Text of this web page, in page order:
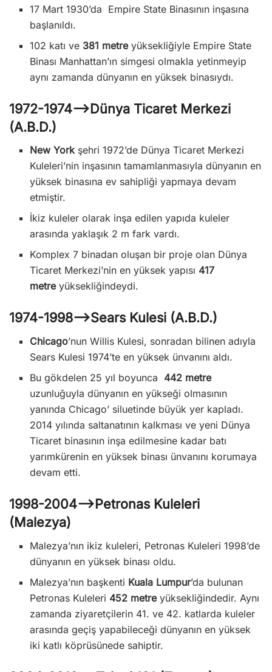
17 Mart 1930’da Empire State Binasının inşasına
başlanıldı.
102 katı ve 381 metreyüksekliğiyle Empire State
Binası Manhattan’ın simgesi olmakla yetinmeyip
aynı zamanda dünyanın en yüksek binasıydı.
1972-1974—>Dünya Ticaret Merkezi
(A.B.D.)
New Yorkşehri 1972’de Dünya Ticaret Merkezi
Kuleleri’nin inşasının tamamlanmasıyla dünyanın en
yüksek binasına ev sahipliği yapmaya devam
etmiştir.
İkiz kuleler olarak inşa edilen yapıda kuleler
arasında yaklaşık 2 m fark vardı.
Komplex 7 binadan oluşan bir proje olan Dünya
Ticaret Merkezi’nin en yüksek yapısı 417
metreyüksekliğindeydi.
1974-1998—>Sears Kulesi (A.B.D.)
Chicago’nun Willis Kulesi, sonradan bilinen adıyla
Sears Kulesi 1974’te en yüksek ünvanını aldı.
Bu gökdelen 25 yıl boyunca 442 metre
uzunluğuyla dünyanın en yükseği olmasının
yanında Chicago’ siluetinde büyük yer kapladı.
2014 yılında saltanatının kalkması ve yeni Dünya
Ticaret binasının inşa edilmesine kadar batı
yarımkürenin en yüksek binası ünvanını korumaya
devam etti.
1998-2004—>Petronas Kuleleri
(Malezya)
Malezya’nın ikiz kuleleri, Petronas Kuleleri 1998’de
dünyanın en yüksek binası oldu.
Malezya’nın başkenti Kuala Lumpur’da bulunan
Petronas Kuleleri 452 metreyüksekliğindedir. Aynı
zamanda ziyaretçilerin 41. ve 42. katlarda kuleler
arasında geçiş yapabileceği dünyanın en yüksek
iki katlı köprüsünede sahiptir.